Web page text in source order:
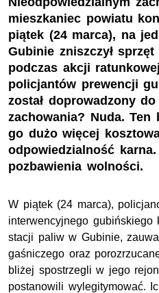
mieszkaniec powiatu
piątek (24 marca), na
Gubinie zniszczył
podczas akcji
policjantów prewencji
został doprowadzony
zachowania? Nuda. Ten
go dużo więcej
odpowiedzialność
pozbawienia wolności.
W piątek (24 marca),
interwencyjnego
stacji paliw w Gubinie,
gaśniczego oraz
bliżej spostrzegli w jego
postanowili wylegitymować.